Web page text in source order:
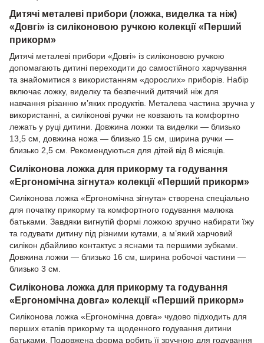
Дитячі металеві прибори (ложка, виделка та ніж)
«Довгі» із силіконовою ручкою колекції «Перший
прикорм»
Дитячі металеві прибори «Довгі» із силіконовою ручкою
допомагають дитині переходити до самостійного харчування
та знайомитися з використанням «дорослих» приборів. Набір
включає ложку, виделку та безпечний дитячий ніж для
навчання різанню м’яких продуктів. Металева частина зручна у
використанні, а силіконові ручки не ковзають та комфортно
лежать у руці дитини. Довжина ложки та виделки — близько
13,5 см, довжина ножа — близько 15 см, ширина ручки —
близько 2,5 см. Рекомендуються для дітей від 8 місяців.
Силіконова ложка для прикорму та годування
«Ергономічна зігнута» колекції «Перший прикорм»
Силіконова ложка «Ергономічна зігнута» створена спеціально
для початку прикорму та комфортного годування малюка
батьками. Завдяки вигнутій формі ложкою зручно набирати їжу
та годувати дитину під різними кутами, а м’який харчовий
силікон дбайливо контактує з яснами та першими зубками.
Довжина ложки — близько 16 см, ширина робочої частини —
близько 3 см.
Силіконова ложка для прикорму та годування
«Ергономічна довга» колекції «Перший прикорм»
Силіконова ложка «Ергономічна довга» чудово підходить для
перших етапів прикорму та щоденного годування дитини
батьками. Подовжена форма робить її зручною для годування